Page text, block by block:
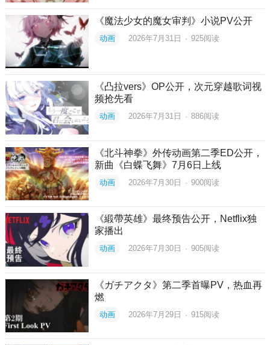
《魔法少女的魔女审判》小说PV公开
动画 2026年7月31日 · 925阅读
《凸拉vers》OP公开，次元穿越歌词视
频抢先看
动画 2026年7月31日 · 886阅读
《北斗神拳》外传动画第二季ED公开，
新曲《白蝶飞舞》7月6日上线
动画 2026年7月30日 · 900阅读
《緞帶英雄》最终预告公开，Netflix独
家播出
动画 2026年7月30日 · 905阅读
《ガチアクタ》第二季首曝PV，热血再
燃
动画 2026年7月29日 · 915阅读